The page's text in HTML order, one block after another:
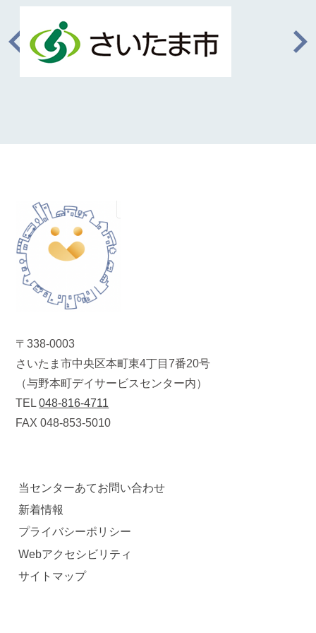
〒338-0003
さいたま市中央区本町東4丁目7番20号
（与野本町デイサービスセンター内）
TEL048-816-4711
FAX 048-853-5010
当センターあてお問い合わせ
新着情報
プライバシーポリシー
Webアクセシビリティ
サイトマップ